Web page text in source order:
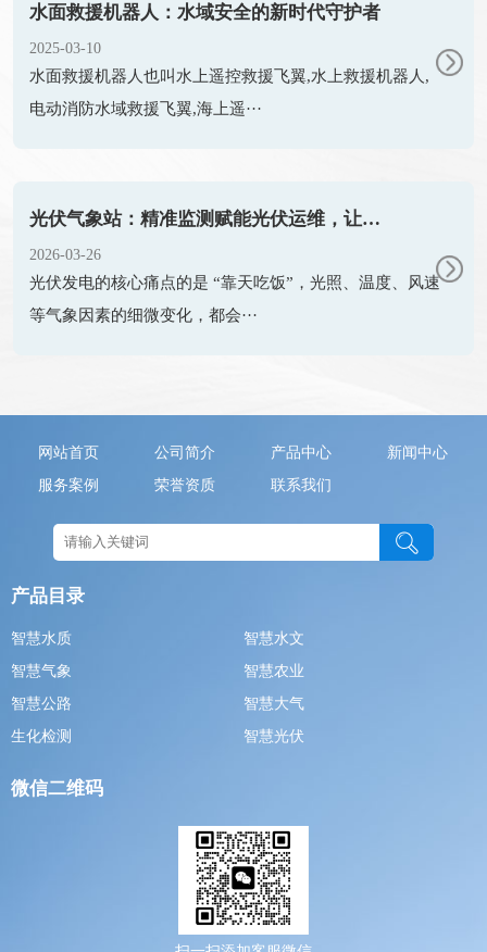
水面救援机器人：水域安全的新时代守护者
2025-03-10
水面救援机器人也叫水上遥控救援飞翼,水上救援机器人,
电动消防水域救援飞翼,海上遥···
光伏气象站：精准监测赋能光伏运维，让发电效率再升级
2026-03-26
光伏发电的核心痛点的是 “靠天吃饭”，光照、温度、风速
等气象因素的细微变化，都会···
网站首页 公司简介 产品中心
新闻中心
服务案例
荣誉资质 联系我们
产品目录
智慧水质
智慧水文
智慧气象
智慧农业
智慧公路
智慧大气
生化检测
智慧光伏
微信二维码